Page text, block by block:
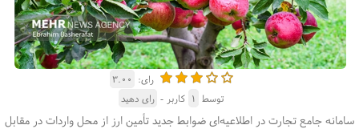
رای: ۳.۰۰
توسط ۱ کاربر - رای دهید
سامانه جامع تجارت در اطلاعیه‌ای ضوابط جدید تأمین ارز از محل واردات در مقابل